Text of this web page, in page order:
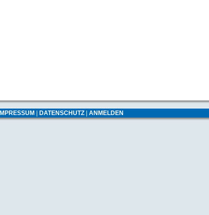
IMPRESSUM DATENSCHUTZ| ANMELDEN